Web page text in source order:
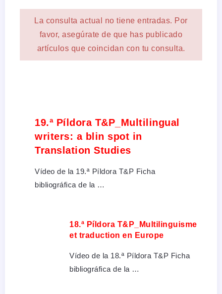
La consulta actual no tiene entradas. Por
favor, asegúrate de que has publicado
artículos que coincidan con tu consulta.
19.ª Píldora T&P_Multilingual
writers: a blin spot in
Translation Studies
Vídeo de la 19.ª Píldora T&P Ficha
bibliográfica de la …
18.ª Píldora T&P_Multilinguisme
et traduction en Europe
Vídeo de la 18.ª Píldora T&P Ficha
bibliográfica de la …